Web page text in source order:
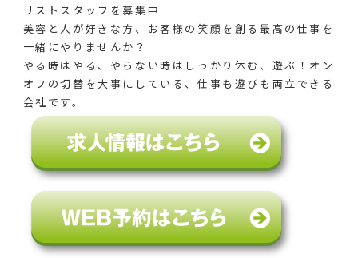
リストスタッフを募集中
美容と人が好きな方、お客様の笑顔を創る最高の仕事を
一緒にやりませんか？
やる時はやる、やらない時はしっかり休む、遊ぶ！オン
オフの切替を大事にしている、仕事も遊びも両立できる
会社です。